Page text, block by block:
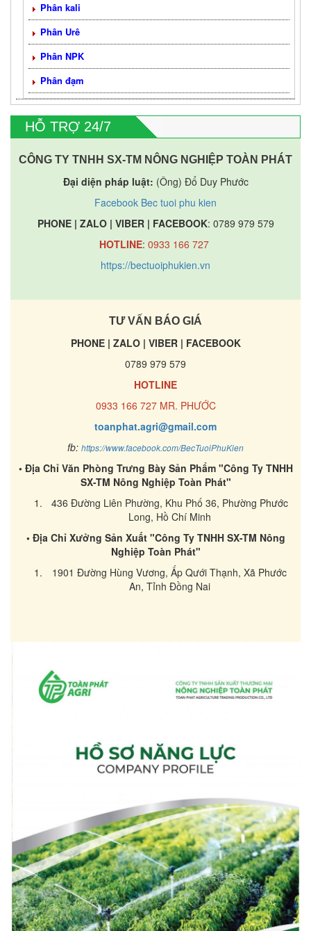
Phân kali
Phân Urê
Phân NPK
Phân đạm
HỖ TRỢ 24/7
CÔNG TY TNHH SX-TM NÔNG NGHIỆP TOÀN PHÁT
Đại diện pháp luật: (Ông) Đổ Duy Phước
Facebook Bec tuoi phu kien
PHONE | ZALO | VIBER | FACEBOOK: 0789 979 579
HOTLINE: 0933 166 727
https://bectuoiphukien.vn
TƯ VẤN BÁO GIÁ
PHONE | ZALO | VIBER | FACEBOOK
0789 979 579
HOTLINE
0933 166 727 MR. PHƯỚC
toanphat.agri@gmail.com
fb: https://www.facebook.com/BecTuoiPhuKien
• Địa Chỉ Văn Phòng Trưng Bày Sản Phẩm "Công Ty TNHH
SX-TM Nông Nghiệp Toàn Phát"
436 Đường Liên Phường, Khu Phố 36, Phường Phước
Long, Hồ Chí Minh
• Địa Chỉ Xưởng Sản Xuất "Công Ty TNHH SX-TM Nông
Nghiệp Toàn Phát"
1901 Đường Hùng Vương, Ấp Qưới Thạnh, Xã Phước
An, Tỉnh Đồng Nai